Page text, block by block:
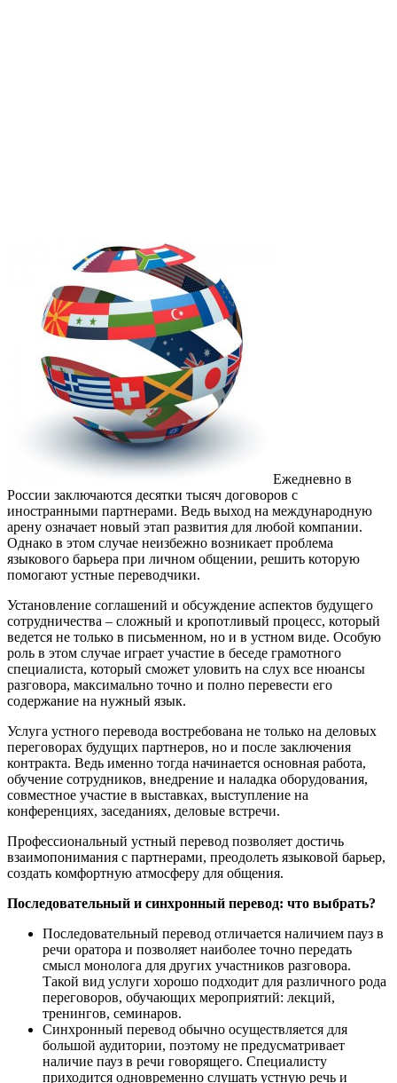
Ежедневно в
России заключаются десятки тысяч договоров с
иностранными партнерами. Ведь выход на международную
арену означает новый этап развития для любой компании.
Однако в этом случае неизбежно возникает проблема
языкового барьера при личном общении, решить которую
помогают устные переводчики.
Установление соглашений и обсуждение аспектов будущего
сотрудничества – сложный и кропотливый процесс, который
ведется не только в письменном, но и в устном виде. Особую
роль в этом случае играет участие в беседе грамотного
специалиста, который сможет уловить на слух все нюансы
разговора, максимально точно и полно перевести его
содержание на нужный язык.
Услуга устного перевода востребована не только на деловых
переговорах будущих партнеров, но и после заключения
контракта. Ведь именно тогда начинается основная работа,
обучение сотрудников, внедрение и наладка оборудования,
совместное участие в выставках, выступление на
конференциях, заседаниях, деловые встречи.
Профессиональный устный перевод позволяет достичь
взаимопонимания с партнерами, преодолеть языковой барьер,
создать комфортную атмосферу для общения.
Последовательный и синхронный перевод: что выбрать?
Последовательный перевод отличается наличием пауз в
речи оратора и позволяет наиболее точно передать
смысл монолога для других участников разговора.
Такой вид услуги хорошо подходит для различного рода
переговоров, обучающих мероприятий: лекций,
тренингов, семинаров.
Синхронный перевод обычно осуществляется для
большой аудитории, поэтому не предусматривает
наличие пауз в речи говорящего. Специалисту
приходится одновременно слушать устную речь и